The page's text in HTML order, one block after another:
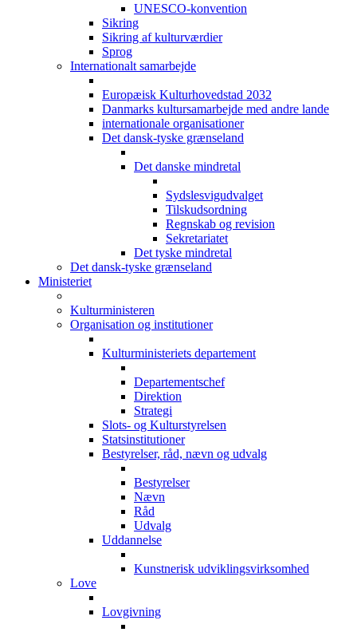
UNESCO-konvention
Sikring
Sikring af kulturværdier
Sprog
Internationalt samarbejde
Europæisk Kulturhovedstad 2032
Danmarks kultursamarbejde med andre lande
internationale organisationer
Det dansk-tyske grænseland
Det danske mindretal
Sydslesvigudvalget
Tilskudsordning
Regnskab og revision
Sekretariatet
Det tyske mindretal
Det dansk-tyske grænseland
Ministeriet
Kulturministeren
Organisation og institutioner
Kulturministeriets departement
Departementschef
Direktion
Strategi
Slots- og Kulturstyrelsen
Statsinstitutioner
Bestyrelser, råd, nævn og udvalg
Bestyrelser
Nævn
Råd
Udvalg
Uddannelse
Kunstnerisk udviklingsvirksomhed
Love
Lovgivning